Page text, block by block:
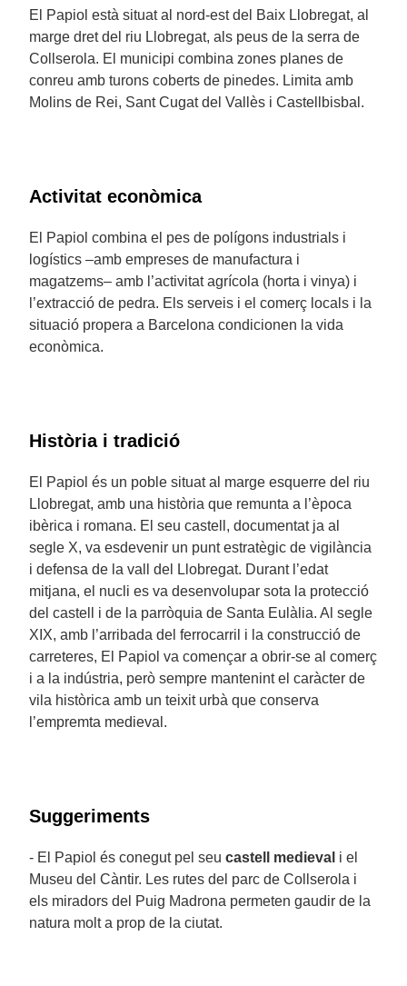
El Papiol està situat al nord-est del Baix Llobregat, al
marge dret del riu Llobregat, als peus de la serra de
Collserola. El municipi combina zones planes de
conreu amb turons coberts de pinedes. Limita amb
Molins de Rei, Sant Cugat del Vallès i Castellbisbal.
Activitat econòmica
El Papiol combina el pes de polígons industrials i
logístics –amb empreses de manufactura i
magatzems– amb l’activitat agrícola (horta i vinya) i
l’extracció de pedra. Els serveis i el comerç locals i la
situació propera a Barcelona condicionen la vida
econòmica.
Història i tradició
El Papiol és un poble situat al marge esquerre del riu
Llobregat, amb una història que remunta a l’època
ibèrica i romana. El seu castell, documentat ja al
segle X, va esdevenir un punt estratègic de vigilància
i defensa de la vall del Llobregat. Durant l’edat
mitjana, el nucli es va desenvolupar sota la protecció
del castell i de la parròquia de Santa Eulàlia. Al segle
XIX, amb l’arribada del ferrocarril i la construcció de
carreteres, El Papiol va començar a obrir-se al comerç
i a la indústria, però sempre mantenint el caràcter de
vila històrica amb un teixit urbà que conserva
l’empremta medieval.
Suggeriments
- El Papiol és conegut pel seu castell medieval i el
Museu del Càntir. Les rutes del parc de Collserola i
els miradors del Puig Madrona permeten gaudir de la
natura molt a prop de la ciutat.